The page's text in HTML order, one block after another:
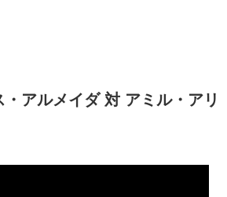
アルメイダ 対 アミル・アリ